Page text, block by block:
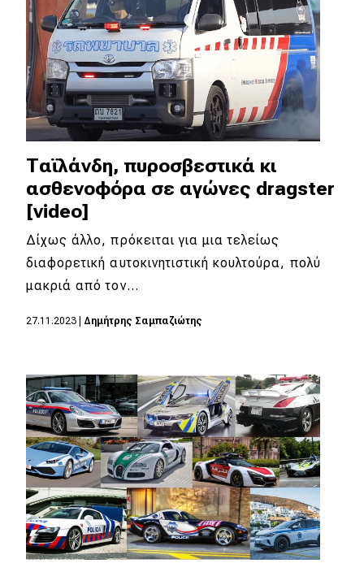
Ταϊλάνδη, πυροσβεστικά κι
ασθενοφόρα σε αγώνες dragster
[video]
Δίχως άλλο, πρόκειται για μια τελείως
διαφορετική αυτοκινητιστική κουλτούρα, πολύ
μακριά από τον…
27.11.2023 Δημήτρης Σαμπαζιώτης